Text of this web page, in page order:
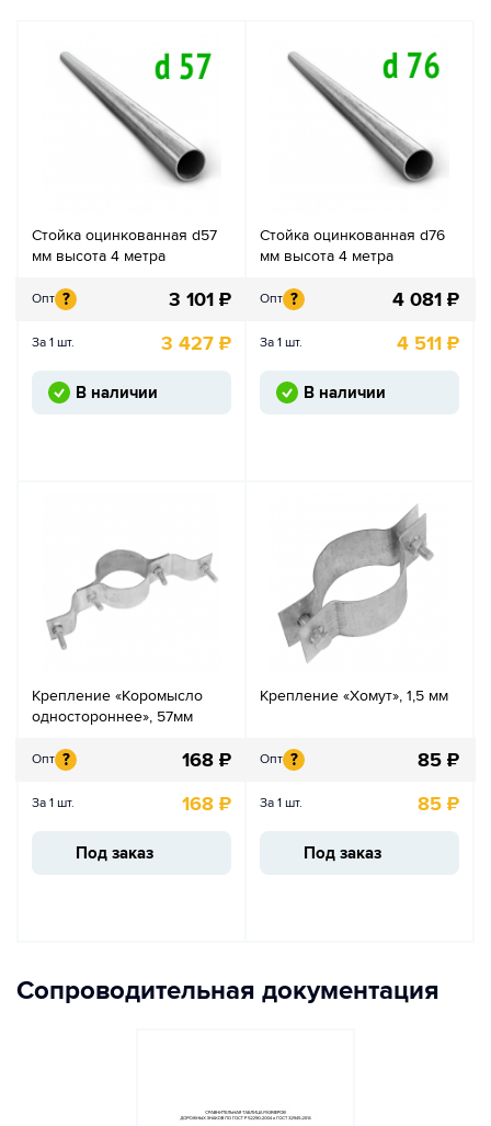
Стойка оцинкованная d57
мм высота 4 метра
Опт ? 3 101 ₽
За 1 шт. 3 427 ₽
В наличии
Стойка оцинкованная d76
мм высота 4 метра
Опт ? 4 081 ₽
За 1 шт. 4 511 ₽
В наличии
Крепление «Коромысло
одностороннее», 57мм
Опт ? 168 ₽
За 1 шт. 168 ₽
Под заказ
Крепление «Хомут», 1,5 мм
Опт ? 85 ₽
За 1 шт. 85 ₽
Под заказ
Сопроводительная документация